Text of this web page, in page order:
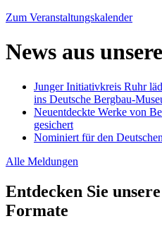
Zum Veranstaltungskalender
News aus
Junger Initiativkreis Ruhr
ins Deutsche Bergbau-
Neuentdeckte Werke von
gesichert
Nominiert für den
Alle Meldungen
Entdecken Sie
Formate